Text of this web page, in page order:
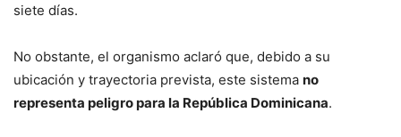
siete días.
No obstante, el organismo aclaró que, debido a su
ubicación y trayectoria prevista, este sistema no
representa peligro para la República Dominicana.